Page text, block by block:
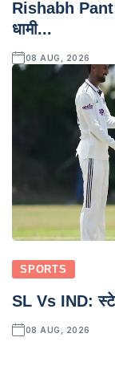
Rishabh
धामी...
08 AUG, 2026
SPORTS
SL Vs IND:
08 AUG, 2026